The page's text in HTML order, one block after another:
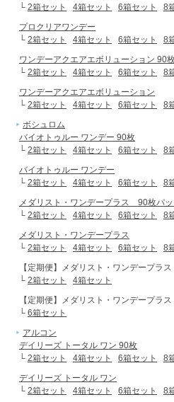
└ 2箱セット 4箱セット 6箱セット
8
プロクリアワンデー
└ 2箱セット 4箱セット 6箱セット
8
ワンデーアクエアエボリューション 90
└ 2箱セット 4箱セット 6箱セット
8
ワンデーアクエアエボリューション
└ 2箱セット 4箱セット 6箱セット
8
ボシュロム
バイオトゥルー ワンデー 90枚
└ 2箱セット 4箱セット 6箱セット
8
バイオトゥルー ワンデー
└ 2箱セット 4箱セット 6箱セット
8
メダリスト・ワンデープラス 90枚パッ
└ 2箱セット 4箱セット 6箱セット
8
メダリスト・ワンデープラス
└ 2箱セット 4箱セット 6箱セット
8
【定期便】メダリスト・ワンデープラ
└ 2箱セット
4箱セット
【定期便】メダリスト・ワンデープラス
└ 6箱セット
アルコン
デイリーズ トータル ワン 90枚
└ 2箱セット 4箱セット 6箱セット
8
デイリーズ トータル ワン
└ 2箱セット 4箱セット 6箱セット
8